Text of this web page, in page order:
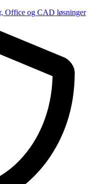
Office og CAD løsninger